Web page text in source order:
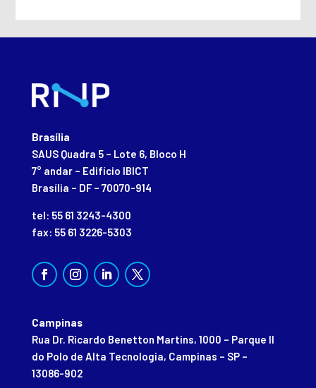
Brasília
SAUS Quadra 5 – Lote 6, Bloco H
7° andar – Edifício IBICT
Brasília – DF – 70070-914
tel: 55 61 3243-4300
fax: 55 61 3226-5303
Campinas
Rua Dr. Ricardo Benetton Martins, 1000 – Parque II
do Polo de Alta Tecnologia, Campinas – SP –
13086-902